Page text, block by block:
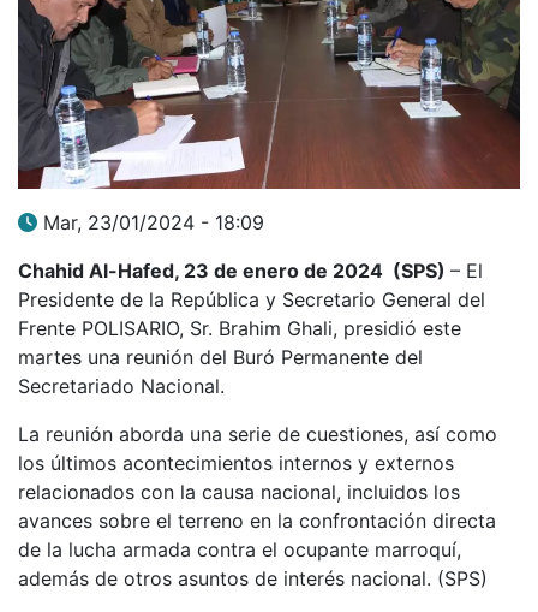
Mar, 23/01/2024 - 18:09
Chahid Al-Hafed, 23 de enero de 2024 (SPS) – El
Presidente de la República y Secretario General del
Frente POLISARIO, Sr. Brahim Ghali, presidió este
martes una reunión del Buró Permanente del
Secretariado Nacional.
La reunión aborda una serie de cuestiones, así como
los últimos acontecimientos internos y externos
relacionados con la causa nacional, incluidos los
avances sobre el terreno en la confrontación directa
de la lucha armada contra el ocupante marroquí,
además de otros asuntos de interés nacional. (SPS)